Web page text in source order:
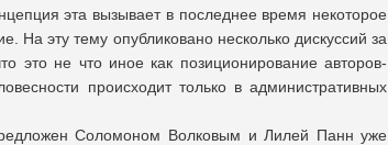
эта вызывает в последнее время некоторое
эту тему опубликовано несколько дискуссий за
это не что иное как позиционирование авторов-
происходит только в административных
Соломоном Волковым и Лилей Панн уже